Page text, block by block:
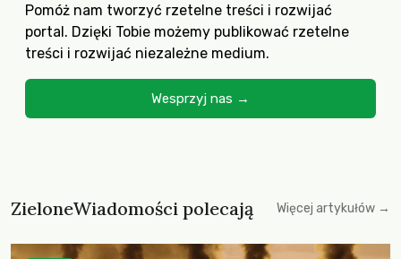
Pomóż nam tworzyć rzetelne treści i rozwijać
portal. Dzięki Tobie możemy publikować rzetelne
treści i rozwijać niezależne medium.
Wesprzyj nas →
ZieloneWiadomości polecają Więcej artykułów →